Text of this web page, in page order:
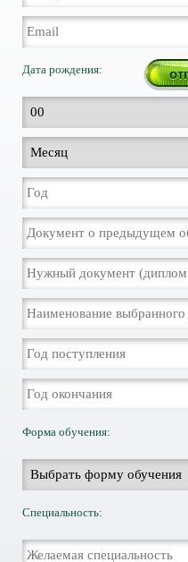
Дата рождения:
Форма обучения:
Специальность: